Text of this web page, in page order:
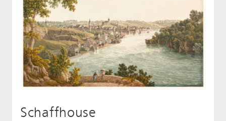
Schaffhouse